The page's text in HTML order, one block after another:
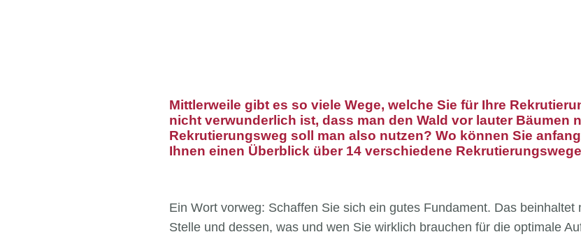
Mittlerweile gibt es so viele Wege, welche Sie für Ihre
nicht verwunderlich ist, dass man den Wald vor lauter Bäumen
Rekrutierungsweg soll man also nutzen? Wo können Sie
Ihnen einen Überblick über 14 verschiedene
Ein Wort vorweg: Schaffen Sie sich ein gutes Fundament. Das
Stelle und dessen, was und wen Sie wirklich brauchen für die optimale